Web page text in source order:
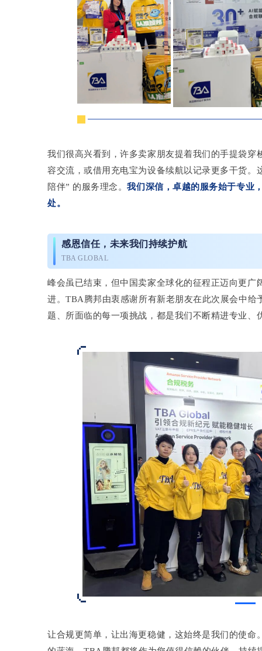
我们很高兴看到，许多卖家朋友提着我们的手提袋
容交流，或借用充电宝为设备续航以记录更多干货
陪伴” 的服务理念。我们深信，卓越的服务始于专业
处。
感恩信任，未来我们持续护航
TBA GLOBAL
峰会虽已结束，但中国卖家全球化的征程正迈向更
进。TBA腾邦由衷感谢所有新老朋友在此次展会中
题、所面临的每一项挑战，都是我们不断精进专业、
让合规更简单，让出海更稳健，这始终是我们的使